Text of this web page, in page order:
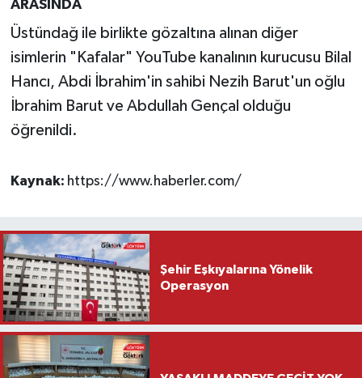
ARASINDA
Üstündağ ile birlikte gözaltına alınan diğer
isimlerin "Kafalar" YouTube kanalının kurucusu Bilal
Hancı, Abdi İbrahim'in sahibi Nezih Barut'un oğlu
İbrahim Barut ve Abdullah Gençal olduğu
öğrenildi.
Kaynak: https://www.haberler.com/
Şehir Eşkıyalarına Yönelik
Operasyon